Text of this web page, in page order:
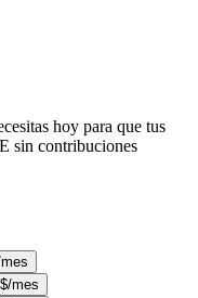
hoy para que tus
sin contribuciones
mes